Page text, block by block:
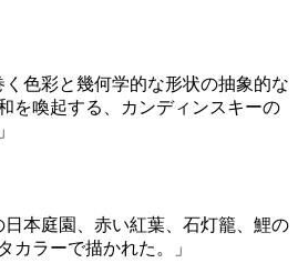
く色彩と幾何学的な形状の抽象的な
を喚起する、カンディンスキーの
日本庭園、赤い紅葉、石灯籠、鯉の
カラーで描かれた。」